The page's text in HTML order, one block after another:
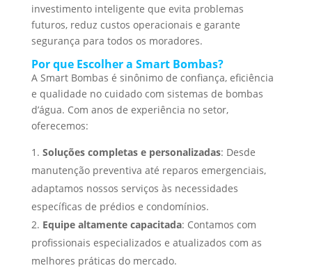
investimento inteligente que evita problemas
futuros, reduz custos operacionais e garante
segurança para todos os moradores.
Por que Escolher a Smart Bombas?
A Smart Bombas é sinônimo de confiança, eficiência
e qualidade no cuidado com sistemas de bombas
d’água. Com anos de experiência no setor,
oferecemos:
Soluções completas e personalizadas: Desde
manutenção preventiva até reparos emergenciais,
adaptamos nossos serviços às necessidades
específicas de prédios e condomínios.
Equipe altamente capacitada: Contamos com
profissionais especializados e atualizados com as
melhores práticas do mercado.